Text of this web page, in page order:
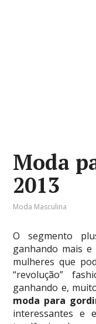
Moda
2013
Moda Masculina
O segmento
ganhando mais
mulheres que
“revolução”
ganhando e,
moda para
interessantes e